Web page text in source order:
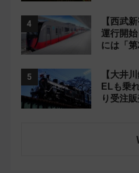
【西武
運行開
には「
【大井
ELも乗
り受注